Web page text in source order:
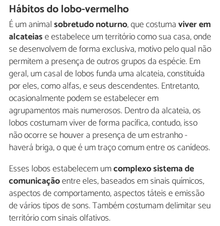
Hábitos do lobo-vermelho
É um animalsobretudo noturno, que costumaviver em
alcateiase estabelece um território como sua casa, onde
se desenvolvem de forma exclusiva, motivo pelo qual não
permitem a presença de outros grupos da espécie. Em
geral, um casal de lobos funda uma alcateia, constituída
por eles, como alfas, e seus descendentes. Entretanto,
ocasionalmente podem se estabelecer em
agrupamentos mais numerosos. Dentro da alcateia, os
lobos costumam viver de forma pacífica, contudo, isso
não ocorre se houver a presença de um estranho -
haverá briga, o que é um traço comum entre os canídeos.
Esses lobos estabelecem umcomplexo sistema de
comunicaçãoentre eles, baseados em sinais químicos,
aspectos de comportamento, aspectos táteis e emissão
de vários tipos de sons. Também costumam delimitar seu
território com sinais olfativos.